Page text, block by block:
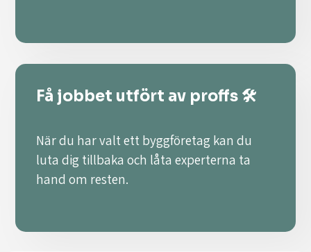
Få jobbet utfört av proffs 🛠️
När du har valt ett byggföretag kan du
luta dig tillbaka och låta experterna ta
hand om resten.